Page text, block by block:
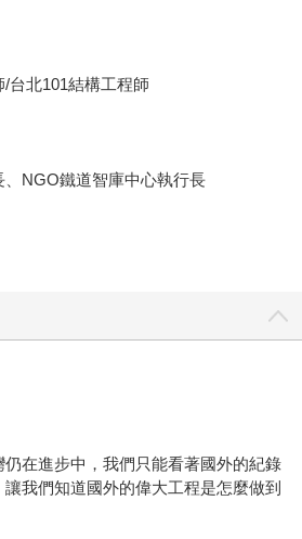
台北101結構工程師
NGO鐵道智庫中心執行長
在進步中，我們只能看著國外的紀錄
我們知道國外的偉大工程是怎麼做到